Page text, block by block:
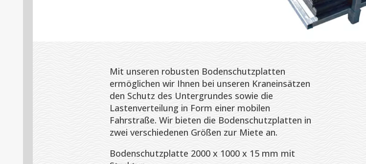
Mit unseren robusten Bodenschutzplatten
ermöglichen wir Ihnen bei unseren Kraneinsätzen
den Schutz des Untergrundes sowie die
Lastenverteilung in Form einer mobilen
Fahrstraße. Wir bieten die Bodenschutzplatten in
zwei verschiedenen Größen zur Miete an.
Bodenschutzplatte 2000 x 1000 x 15 mm mit